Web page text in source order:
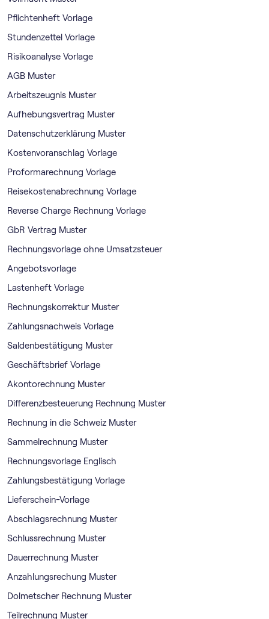
Pflichtenheft Vorlage
Stundenzettel Vorlage
Risikoanalyse Vorlage
AGB Muster
Arbeitszeugnis Muster
Aufhebungsvertrag Muster
Datenschutzerklärung Muster
Kostenvoranschlag Vorlage
Proformarechnung Vorlage
Reisekostenabrechnung Vorlage
Reverse Charge Rechnung Vorlage
GbR Vertrag Muster
Rechnungsvorlage ohne Umsatzsteuer
Angebotsvorlage
Lastenheft Vorlage
Rechnungskorrektur Muster
Zahlungsnachweis Vorlage
Saldenbestätigung Muster
Geschäftsbrief Vorlage
Akontorechnung Muster
Differenzbesteuerung Rechnung Muster
Rechnung in die Schweiz Muster
Sammelrechnung Muster
Rechnungsvorlage Englisch
Zahlungsbestätigung Vorlage
Lieferschein-Vorlage
Abschlagsrechnung Muster
Schlussrechnung Muster
Dauerrechnung Muster
Anzahlungsrechung Muster
Dolmetscher Rechnung Muster
Teilrechnung Muster